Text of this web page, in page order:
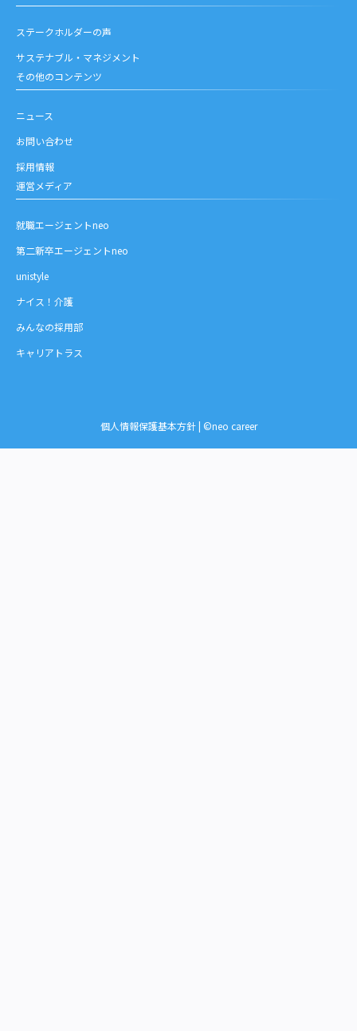
ステークホルダーの声
サステナブル・マネジメント
その他のコンテンツ
ニュース
お問い合わせ
採用情報
運営メディア
就職エージェントneo
第二新卒エージェントneo
unistyle
ナイス！介護
みんなの採用部
キャリアトラス
個人情報保護基本方針| ©neo career